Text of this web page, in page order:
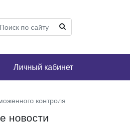
Личный кабинет
контроля
новости